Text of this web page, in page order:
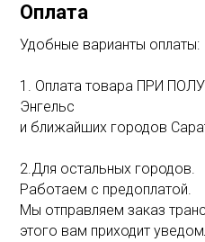
Оплата
Удобные варианты оплаты:
1. Оплата товара ПРИ
Энгельс
и ближайших городов
2.Для остальных городов.
Работаем с предоплатой.
Мы отправляем заказ
этого вам приходит